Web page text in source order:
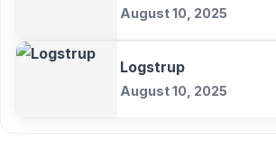
August 10, 2025
Logstrup
August 10, 2025